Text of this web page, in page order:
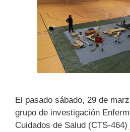
El pasado sábado, 29 de
grupo de investigación
Cuidados de Salud (CTS-